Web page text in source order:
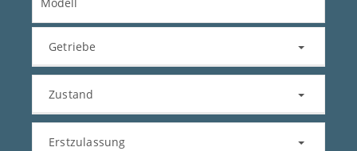
Getriebe
Zustand
Erstzulassung